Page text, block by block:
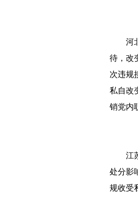
河
待，改
次违规
私自改
销党内
江
处分影
规收受